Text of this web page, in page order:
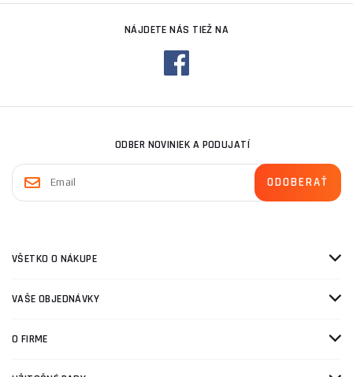
NÁJDETE NÁS TIEŽ NA
ODBER NOVINIEK A PODUJATÍ
VŠETKO O NÁKUPE
VAŠE OBJEDNÁVKY
O FIRME